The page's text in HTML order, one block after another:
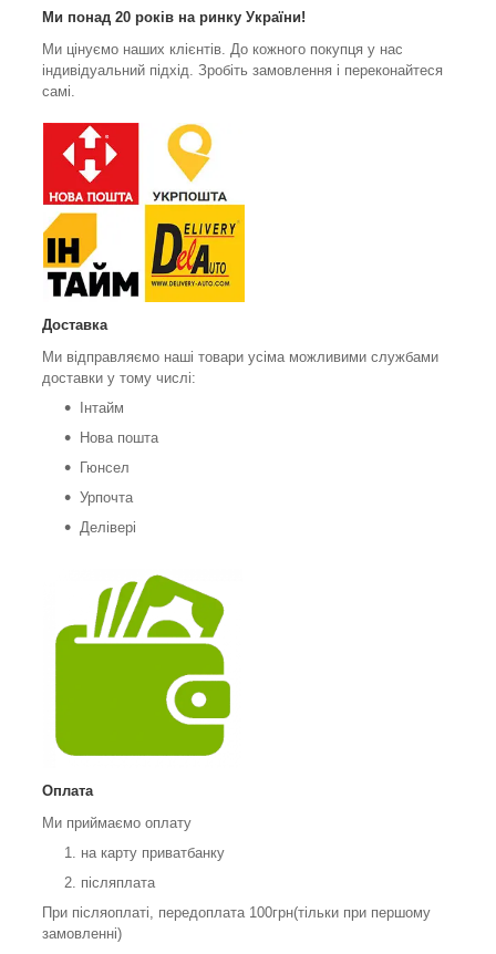
Ми понад 20 років на ринку України!
Ми цінуємо наших клієнтів. До кожного покупця у нас
індивідуальний підхід. Зробіть замовлення і переконайтеся
самі.
Доставка
Ми відправляємо наші товари усіма можливими службами
доставки у тому числі:
Інтайм
Нова пошта
Гюнсел
Урпочта
Делівері
Оплата
Ми приймаємо оплату
на карту приватбанку
післяплата
При післяоплаті, передоплата 100грн(тільки при першому
замовленні)